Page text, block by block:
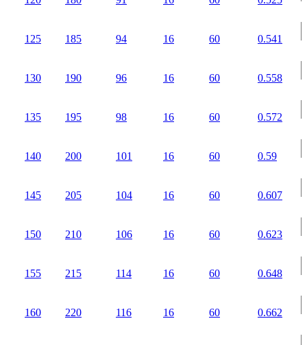
125 185 94 16 60 0.541
130 190 96 16 60 0.558
135 195 98 16 60 0.572
140 200 101 16 60 0.59
145 205 104 16 60 0.607
150 210 106 16 60 0.623
155 215 114 16 60 0.648
160 220 116 16 60 0.662